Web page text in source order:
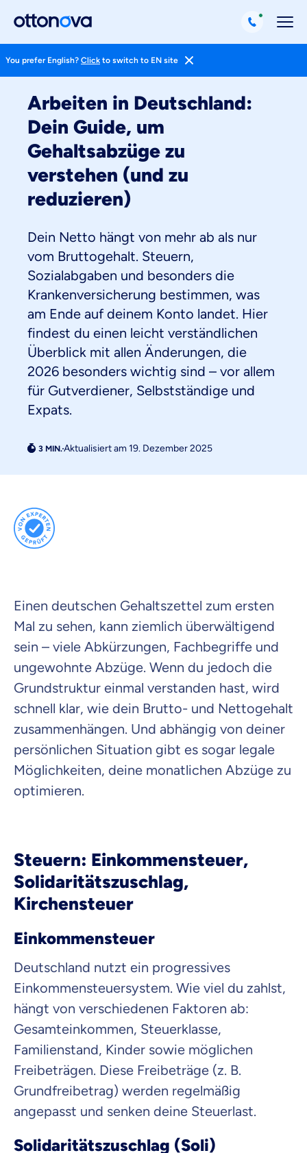
You prefer English? Click to switch to EN site
Pkv Erklärt
Arbeiten in Deutschland:
Dein Guide, um
Gehaltsabzüge zu
verstehen (und zu
reduzieren)
Dein Netto hängt von mehr ab als nur
vom Bruttogehalt. Steuern,
Sozialabgaben und besonders die
Krankenversicherung bestimmen, was
am Ende auf deinem Konto landet. Hier
findest du einen leicht verständlichen
Überblick mit allen Änderungen, die
2026 besonders wichtig sind – vor allem
für Gutverdiener, Selbstständige und
Expats.
Aktualisiert am 19. Dezember 2025
Einen deutschen Gehaltszettel zum ersten
Mal zu sehen, kann ziemlich überwältigend
sein – viele Abkürzungen, Fachbegriffe und
ungewohnte Abzüge. Wenn du jedoch die
Grundstruktur einmal verstanden hast, wird
schnell klar, wie dein Brutto- und Nettogehalt
zusammenhängen. Und abhängig von deiner
persönlichen Situation gibt es sogar legale
Möglichkeiten, deine monatlichen Abzüge zu
optimieren.
Steuern: Einkommensteuer,
Solidaritätszuschlag,
Kirchensteuer
Einkommensteuer
Deutschland nutzt ein progressives
Einkommensteuersystem. Wie viel du zahlst,
hängt von verschiedenen Faktoren ab:
Gesamteinkommen, Steuerklasse,
Familienstand, Kinder sowie möglichen
Freibeträgen. Diese Freibeträge (z. B.
Grundfreibetrag) werden regelmäßig
angepasst und senken deine Steuerlast.
Solidaritätszuschlag (Soli)
Weil es uns wichtig ist, dass
Vergleich mit anderen Tarifen am Markt
Wir helfen dir dabei Unterschiede in
Krankenvoll
Versicherung
Beamten
Versicherung
Mit dem Abschicken meiner Daten erkläre ich meineEinwilligung
Weiter zu deinen Informationen